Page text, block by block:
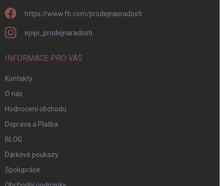
https://www.fb.com/prodejnasradosti
epipi_prodejnaradosti
INFORMACE PRO VÁS
Kontakty
O nás
Hodnocení obchodu
Doprava a Platba
BLOG
Dárkové poukazy
Spolupráce